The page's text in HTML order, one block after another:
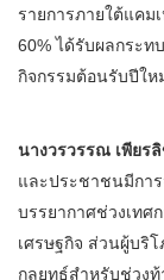
รายการภายใต้แคม
60% ได้รับผลกระท
กิจกรรมต้อนรับปีใ
นางวรวรรณ เพียร
และประชาชนมีการ
บรรยากาศช่วงเทศ
เศรษฐกิจ ส่วนผู้บริ
กลยุทธ์สำหรับช่วง